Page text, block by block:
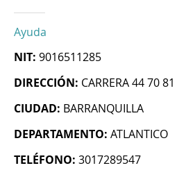
Ayuda
NIT: 9016511285
DIRECCIÓN: CARRERA 44 70 81
CIUDAD: BARRANQUILLA
DEPARTAMENTO: ATLANTICO
TELÉFONO: 3017289547